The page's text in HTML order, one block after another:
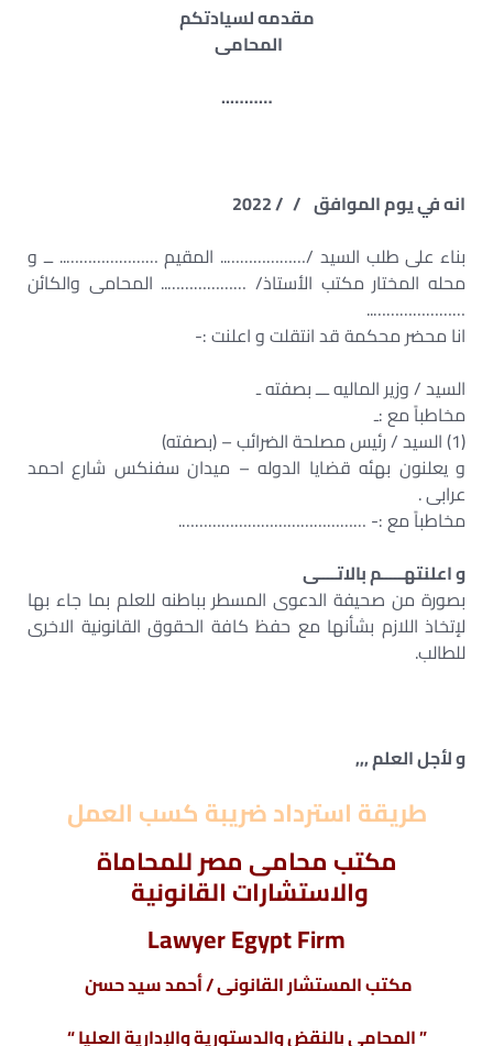
مقدمه لسيادتكم
المحامى
………..
انه في يوم الموافق / / 2022
بناء على طلب السيد /……………….. المقيم ………………….. ــ و
محله المختار مكتب الأستاذ/ ……………….. المحامى والكائن
…………………..
انا محضر محكمة قد انتقلت و اعلنت :-
السيد / وزير الماليه ـــ بصفته ـ
مخاطباً مع :ـ
(1) السيد / رئيس مصلحة الضرائب – (بصفته)
و يعلنون بهئه قضايا الدوله – ميدان سفنكس شارع احمد
عرابى .
مخاطباً مع :- …………………………………….
و اعلنتهـــــم بالاتــــى
بصورة من صحيفة الدعوى المسطر بباطنه للعلم بما جاء بها
لإتخاذ اللازم بشأنها مع حفظ كافة الحقوق القانونية الاخرى
للطالب.
و لأجل العلم ,,,
طريقة استرداد ضريبة كسب العمل
مكتب محامى مصر للمحاماة
والاستشارات القانونية
Lawyer Egypt Firm
مكتب المستشار القانونى / أحمد سيد حسن
” المحامى بالنقض والدستورية والإدارية العليا “